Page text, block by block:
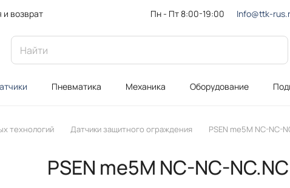
и возврат Пн - Пт 8:00-19:00 Info@ttk-
Пневматика Механика Оборудование
технологий Датчики защитного ограждения PSEN me5M NC-NC-
PSEN me5M NC-NC-